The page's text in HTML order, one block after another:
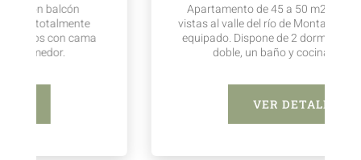
Apartamento de 45 a 50 m2 con balcón con
vistas al valle del río de Montanejos, totalmente
equipado. Dispone de 2 dormitorios con cama
doble, un baño y cocina comedor.